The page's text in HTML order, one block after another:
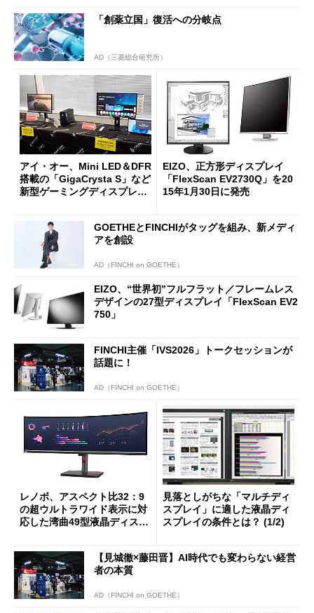
「創薬立国」復活への分岐点
AD（三菱総合研究所）
アイ・オー、Mini LED＆DFR
搭載の「GigaCrysta S」など
新型ゲーミングディスプレイ
EIZO、正方形ディスプレイ
「FlexScan EV2730Q」を20
15年1月30日に発売
GOETHEとFINCHIがタッグを組み、新メディ
アを創設
AD（FINCHI on GOETHE）
EIZO、“世界初”フルフラット／フレームレス
デザインの27型ディスプレイ「FlexScan EV2
750」
FINCHI主催「IVS2026」トークセッションが
話題に！
AD（FINCHI on GOETHE）
レノボ、アスペクト比32：9
の超ウルトラワイド表示に対
応した湾曲49型液晶ディスプ
見落としがちな「マルチディ
スプレイ」に適した液晶ディ
スプレイの条件とは？ (1/2)
【見城徹×藤田晋】AI時代でも変わらない経営
者の本質
AD（FINCHI on GOETHE）